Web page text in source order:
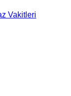
Vakitleri